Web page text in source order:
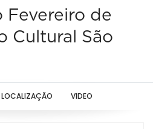
Fevereiro de
Cultural São
LOCALIZAÇÃO VIDEO